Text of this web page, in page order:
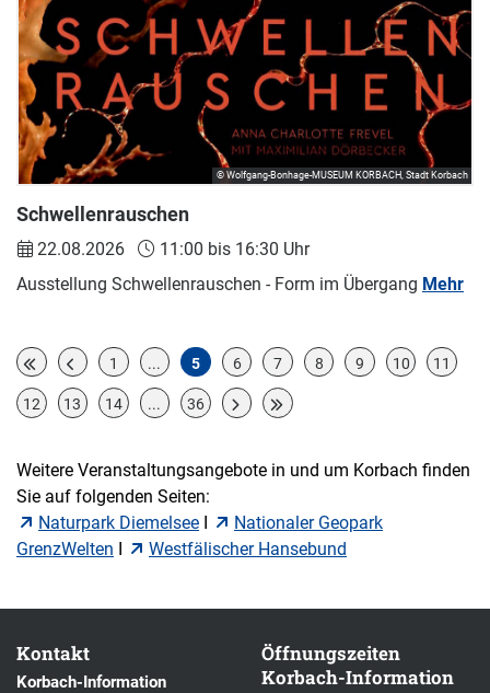
Schwellenrauschen
22.08.2026
11:00 bis 16:30 Uhr
Ausstellung Schwellenrauschen - Form im Übergang Mehr
© Wolfgang-Bonhage-MUSEUM KORBACH, Stadt Korbach
1 ... 5 6 7 8 9 10 11
12 13 14 ... 36
Weitere Veranstaltungsangebote in und um Korbach finden
Sie auf folgenden Seiten:
Naturpark Diemelsee I
Nationaler Geopark
GrenzWelten I Westfälischer Hansebund
Kontakt
Korbach-Information
Öffnungszeiten
Korbach-Information